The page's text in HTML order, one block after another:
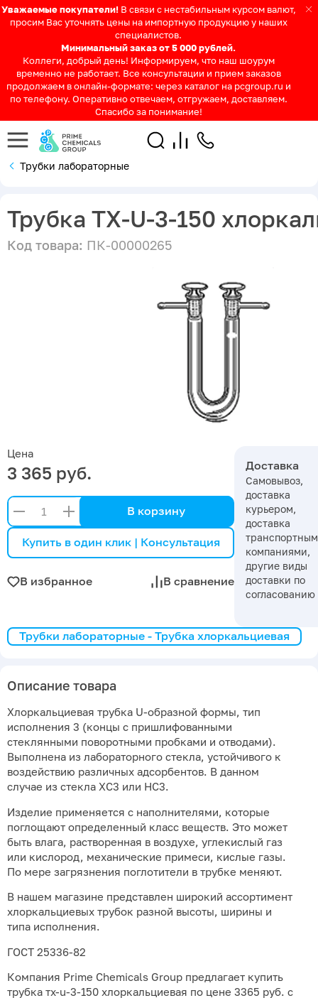
Уважаемые покупатели! В связи с нестабильным курсом валют,
просим Вас уточнять цены на импортную продукцию у наших
специалистов.
Минимальный заказ от 5 000 рублей.
Коллеги, добрый день! Информируем, что наш шоурум
временно не работает. Все консультации и прием заказов
продолжаем в онлайн-формате: через каталог на pcgroup.ru и
по телефону. Оперативно отвечаем, отгружаем, доставляем.
Спасибо за понимание!
Трубки лабораторные
Трубка ТХ-U-3-150
Код товара: ПК-00000265
Цена
3 365 руб.
В корзину
Купить в один клик | Консультация
В избранное В сравнение
Доставка
Самовывоз,
доставка
курьером,
доставка
компаниями,
другие виды
доставки по
согласованию
Трубки лабораторные - Трубка хлоркальциевая
Описание товара
Хлоркальциевая трубка U-образной формы, тип
исполнения 3 (концы с пришлифованными
стеклянными поворотными пробками и отводами).
Выполнена из лабораторного стекла, устойчивого к
воздействию различных адсорбентов. В данном
случае из стекла ХС3 или НС3.
Изделие применяется с наполнителями, которые
поглощают определенный класс веществ. Это может
быть влага, растворенная в воздухе, углекислый газ
или кислород, механические примеси, кислые газы.
По мере загрязнения поглотители в трубке меняют.
В нашем магазине представлен широкий ассортимент
хлоркальциевых трубок разной высоты, ширины и
типа исполнения.
ГОСТ 25336-82
Компания Prime Chemicals Group предлагает купить
трубка тх-u-3-150 хлоркальциевая по цене 3365 руб. с